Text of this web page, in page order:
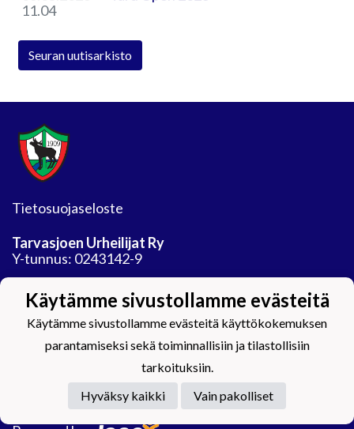
11.04
Seuran uutisarkisto
Tietosuojaseloste
Tarvasjoen Urheilijat Ry
Y-tunnus: 0243142-9
Jäähalli
Auranmaan tekojaarata Oy
Areenatie 30
21450 Tarvasjoki
Käytämme sivustollamme evästeitä
Käytämme sivustollamme evästeitä käyttökokemuksen
parantamiseksi sekä toiminnallisiin ja tilastollisiin
tarkoituksiin.
Hyväksy kaikki
Vain pakolliset